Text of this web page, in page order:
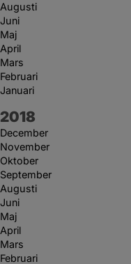
Augusti
Juni
Maj
April
Mars
Februari
Januari
År:
2018
December
November
Oktober
September
Augusti
Juni
Maj
April
Mars
Februari